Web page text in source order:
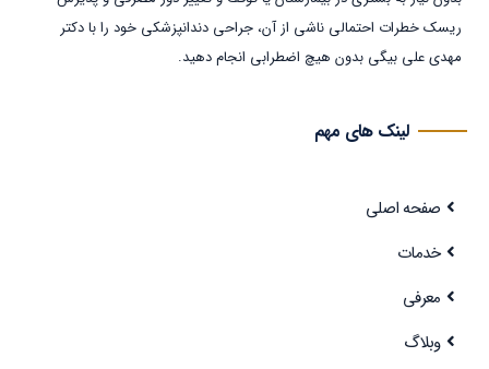
ریسک خطرات احتمالی ناشی از آن، جراحی دندانپزشکی خود را با دکتر
مهدی علی بیگی بدون هیچ اضطرابی انجام دهید.
لینک های مهم
صفحه اصلی
خدمات
معرفی
وبلاگ